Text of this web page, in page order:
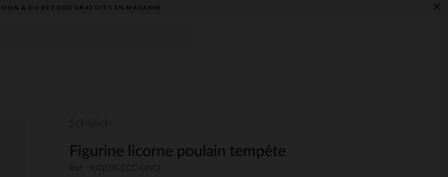
& DU RETOUR GRATUITS EN MAGASIN​ ×
Figurine licorne poulain tempête